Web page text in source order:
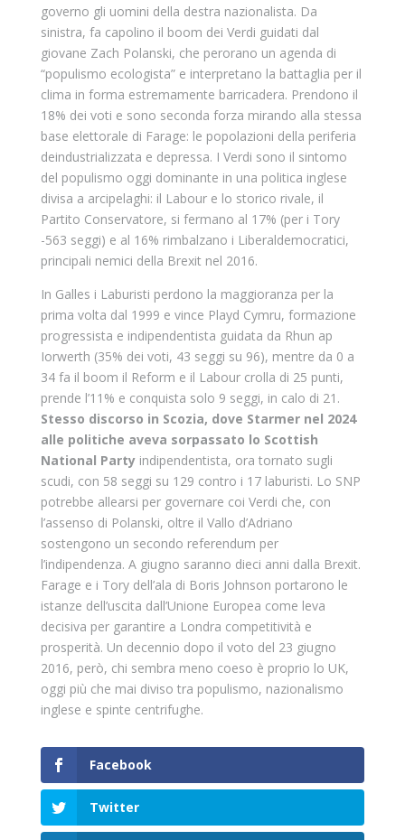
governo gli uomini della destra nazionalista. Da
sinistra, fa capolino il boom dei Verdi guidati dal
giovane Zach Polanski, che perorano un agenda di
“populismo ecologista” e interpretano la battaglia per il
clima in forma estremamente barricadera. Prendono il
18% dei voti e sono seconda forza mirando alla stessa
base elettorale di Farage: le popolazioni della periferia
deindustrializzata e depressa. I Verdi sono il sintomo
del populismo oggi dominante in una politica inglese
divisa a arcipelaghi: il Labour e lo storico rivale, il
Partito Conservatore, si fermano al 17% (per i Tory
-563 seggi) e al 16% rimbalzano i Liberaldemocratici,
principali nemici della Brexit nel 2016.
In Galles i Laburisti perdono la maggioranza per la
prima volta dal 1999 e vince Playd Cymru, formazione
progressista e indipendentista guidata da Rhun ap
Iorwerth (35% dei voti, 43 seggi su 96), mentre da 0 a
34 fa il boom il Reform e il Labour crolla di 25 punti,
prende l’11% e conquista solo 9 seggi, in calo di 21.
Stesso discorso in Scozia, dove Starmer nel 2024
alle politiche aveva sorpassato lo Scottish
National Partyindipendentista, ora tornato sugli
scudi, con 58 seggi su 129 contro i 17 laburisti. Lo SNP
potrebbe allearsi per governare coi Verdi che, con
l’assenso di Polanski, oltre il Vallo d’Adriano
sostengono un secondo referendum per
l’indipendenza. A giugno saranno dieci anni dalla Brexit.
Farage e i Tory dell’ala di Boris Johnson portarono le
istanze dell’uscita dall’Unione Europea come leva
decisiva per garantire a Londra competitività e
prosperità. Un decennio dopo il voto del 23 giugno
2016, però, chi sembra meno coeso è proprio lo UK,
oggi più che mai diviso tra populismo, nazionalismo
inglese e spinte centrifughe.
Facebook
Twitter